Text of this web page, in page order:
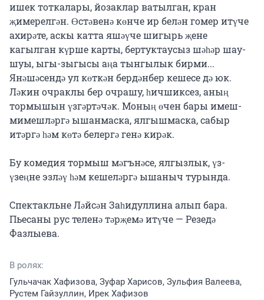
ишек тоткалары, йозаклар ватылган, кран
җимерелгән. Өстәвенә көнче ир белән гомер итүче
ахирәте, аскы катта яшәүче шигырь җене
кагылган күрше карты, бертуктаусыз шәһәр шау-
шуы, ыгы-зыгысы аңа тынгылык бирми...
Янәшәсендә ул көткән бердәнбер кешесе дә юк.
Ләкин очраклы бер очрашу, һичшиксез, аның
тормышын үзгәртәчәк. Моның өчен бары имеш-
мимешләргә ышанмаска, ялгышмаска, сабыр
итәргә һәм көтә белергә генә кирәк.
Бу комедия тормыш мәгънәсе, ялгызлык, үз-
үзеңне эзләү һәм кешеләргә ышаныч турында.
Спектакльне Ләйсән Заһидуллина алып бара.
Пьесаны рус теленә тәрҗемә итүче — Резедә
Фазлыева.
В ролях:
Гульчачак Хафизова, Зуфар Харисов, Зульфия Валеева,
Рустем Гайзуллин, Ирек Хафизов